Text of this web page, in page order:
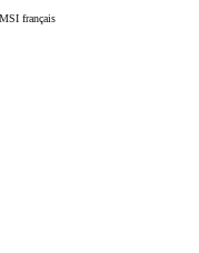
français